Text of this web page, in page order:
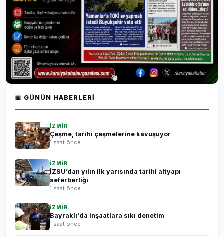
📅 GÜNÜN HABERLERI
İZMİR
Çeşme, tarihi çeşmelerine kavuşuyor
1 saat önce
İZMİR
İZSU’dan yılın ilk yarısında tarihi altyapı
seferberliği
1 saat önce
İZMİR
Bayraklı'da inşaatlara sıkı denetim
1 saat önce